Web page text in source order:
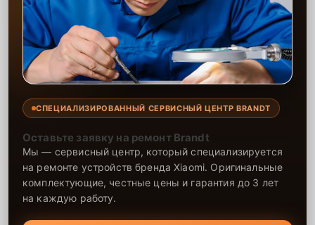
СПЕЦИАЛИЗИРОВАННЫЙ СЕРВИСНЫЙ ЦЕНТР BRANDT
Оставьте заявку на ремонт Brandt
Мы — сервисный центр, который специализируется
на ремонте устройств бренда Xiaomi. Оригинальные
комплектующие, честные цены и гарантия до 3 лет
на каждую работу.